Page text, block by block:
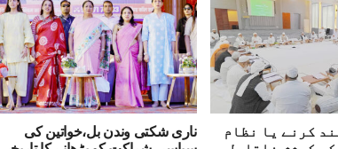
کرنے یا نظام ناری شکتی وندن بل،خواتین کی